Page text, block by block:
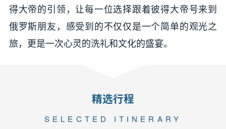
得大帝的引领，让每一位选择跟着彼得大帝号来到
俄罗斯朋友，感受到的不仅仅是一个简单的观光之
旅，更是一次心灵的洗礼和文化的盛宴。
精选行程
SELECTED ITINERARY